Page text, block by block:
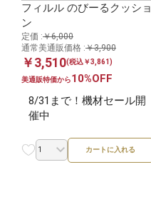
フィルル のびーるクッショ
ン
定価 :￥6,000
通常美通販価格 :￥3,900
￥3,510(税込￥3,861)
美通販特価から10%OFF
8/31まで！機材セール開
催中
カートに入れる